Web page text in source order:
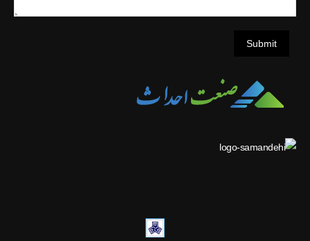
Submit